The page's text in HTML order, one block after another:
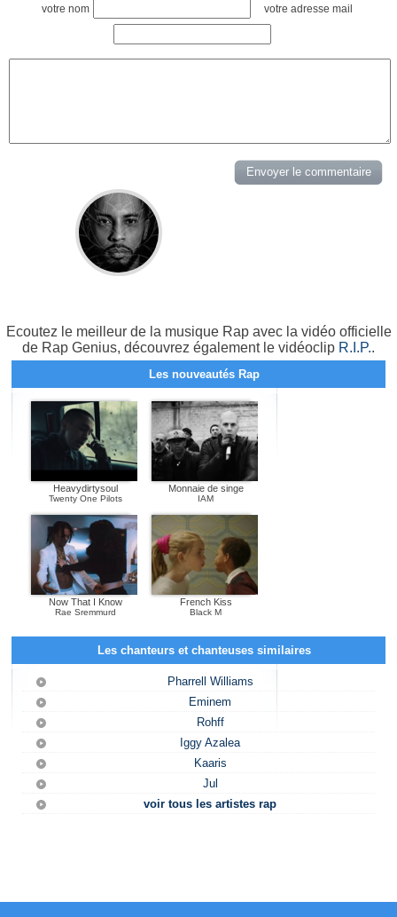
votre nom votre adresse mail
Ecoutez le meilleur de la musique Rap avec la vidéo officielle
de Rap Genius, découvrez également le vidéoclip R.I.P..
Les nouveautés Rap
Heavydirtysoul
Twenty One Pilots
Monnaie de singe
IAM
Now That I Know
Rae Sremmurd
French Kiss
Black M
Les chanteurs et chanteuses similaires
Pharrell Williams
Eminem
Rohff
Iggy Azalea
Kaaris
Jul
voir tous les artistes rap